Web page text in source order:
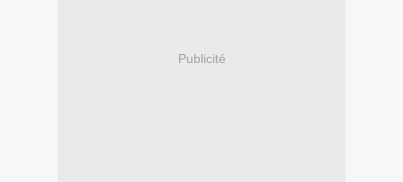
Publicité